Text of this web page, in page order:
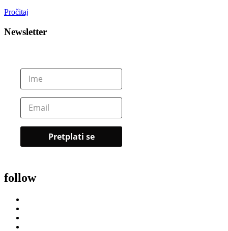
Pročitaj
Newsletter
follow